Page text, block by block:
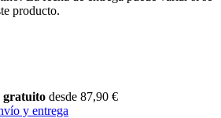
producto.
gratuito desde 87,90 €
y entrega